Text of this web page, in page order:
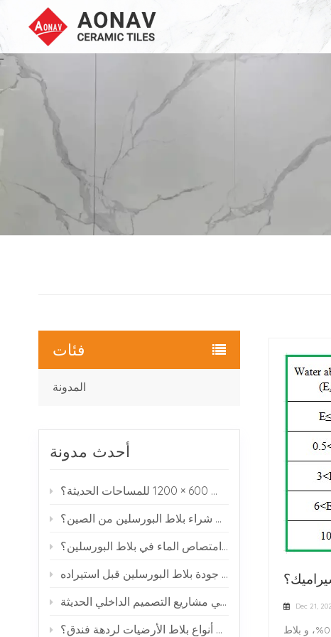
Dec 21,
الفرق بين بلاط البورسلين وبلاط السيراميك؟1، امتصاص الماء المختلفة في معدل امتصاص الماء، يكون بلاط البورسلين بشكل عام ضمن 0.5%، و بلاط
فئات
المدونة
أحدث مدونة
كيف يمكنك شراء بلاط البورسلين من الصين؟
ماذا يعني امتصاص الماء في بلاط البورسلين؟
كيفية فحص جودة بلاط البورسلين قبل استيراده
بلاط البورسلين ذو مظهر الرخام: لماذا يحظى بشعبية في مشاريع التصميم الداخلي الحديثة
ما هي أفضل أنواع بلاط الأرضيات لردهة فندق؟